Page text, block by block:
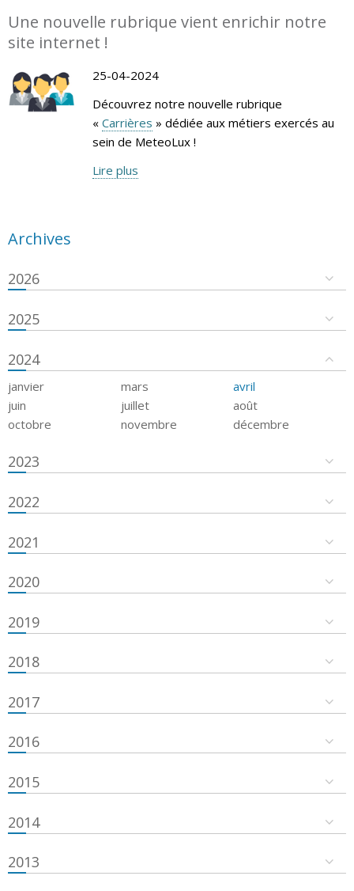
Une nouvelle rubrique vient enrichir notre
site internet !
25-04-2024
Découvrez notre nouvelle rubrique
« Carrières » dédiée aux métiers exercés au
sein de MeteoLux !
Lire plus
Archives
2026
2025
2024
janvier mars
avril
juin
juillet
août
octobre
novembre décembre
2023
2022
2021
2020
2019
2018
2017
2016
2015
2014
2013